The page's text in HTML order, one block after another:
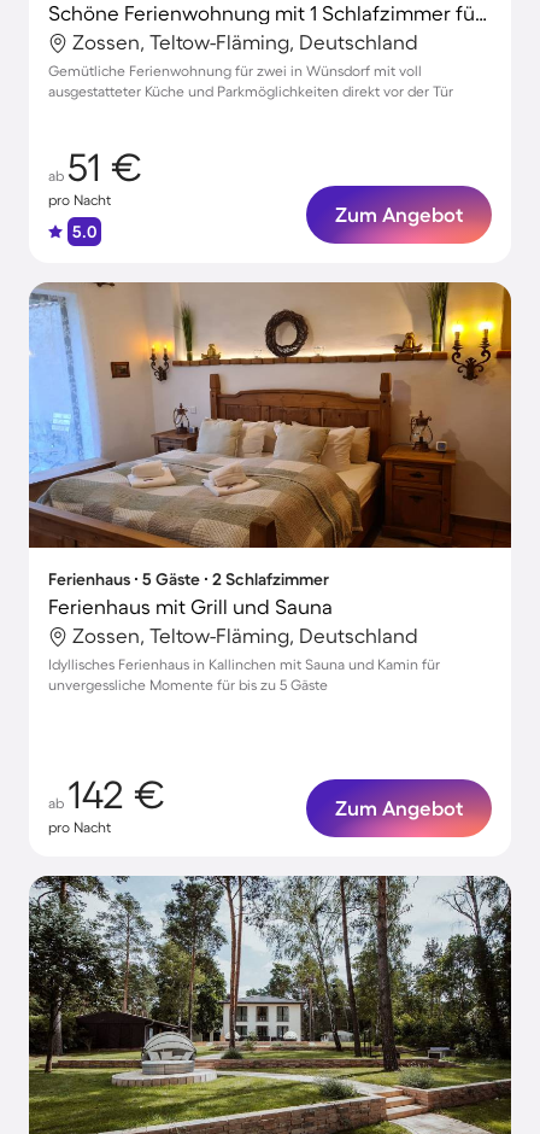
Schöne Ferienwohnung mit 1 Schlafzimmer für 2 Personen
Zossen, Teltow-Fläming, Deutschland
Gemütliche Ferienwohnung für zwei in Wünsdorf mit voll
ausgestatteter Küche und Parkmöglichkeiten direkt vor der Tür
ab 51 €
pro Nacht
5.0
Zum Angebot
Ferienhaus ∙ 5 Gäste ∙ 2 Schlafzimmer
Ferienhaus mit Grill und Sauna
Zossen, Teltow-Fläming, Deutschland
Idyllisches Ferienhaus in Kallinchen mit Sauna und Kamin für
unvergessliche Momente für bis zu 5 Gäste
ab 142 €
pro Nacht
Zum Angebot